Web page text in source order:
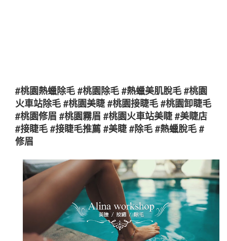
#桃園熱蠟除毛 #桃園除毛 #熱蠟美肌脫毛 #桃園
火車站除毛 #桃園美睫 #桃園接睫毛 #桃園卸睫毛
#桃園修眉 #桃園霧眉 #桃園火車站美睫 #美睫店
#接睫毛 #接睫毛推薦 #美睫 #除毛 #熱蠟脫毛 #
修眉